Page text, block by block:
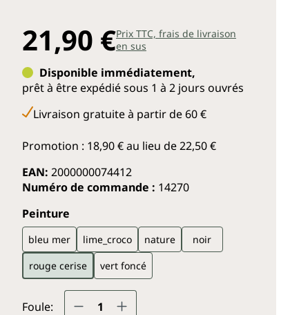
21,90 €Prix TTC, frais de livraison
en sus
Disponible immédiatement,
prêt à être expédié sous 1 à 2 jours ouvrés
Livraison gratuite à partir de 60 €
Promotion : 18,90 € au lieu de 22,50 €
EAN: 2000000074412
Numéro de commande : 14270
Sélectionnez
Peinture
bleu mer lime_croco nature
noir
rouge cerise
vert foncé
Foule: Quantité de produit :